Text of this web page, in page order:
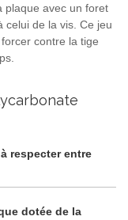
plaque avec un foret
celui de la vis. Ce jeu
contre la tige
respecter entre
dotée de la